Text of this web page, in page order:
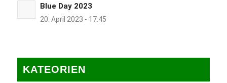
Blue Day 2023
20. April 2023 - 17:45
KATEORIEN